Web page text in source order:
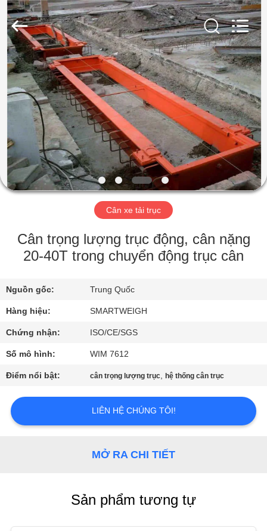
NHÀ
CÁC
SẢN
PHẨM
VỀ
CHÚNG
THAM
NHÀ
MÁY
KIỂM
SOÁT
LƯỢNG
SMARTWEIGH
INSTRUMENT
CO.,LTD.
Rights
Reserved.
Cân xe tải trục
Cân trọng lượng trục động, cân nặng
20-40T trong chuyển động trục cân
Nguồn gốc: Trung Quốc
Hàng hiệu: SMARTWEIGH
Chứng nhận: ISO/CE/SGS
Số mô hình: WIM 7612
Điểm nổi bật: cân trọng lượng trục,hệ thống cân trục
LIÊN HỆ CHÚNG TÔI!
MỞ RA CHI TIẾT
Sản phẩm tương tự